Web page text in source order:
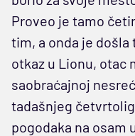
Proveo je tamo
tim, a onda je došla
otkaz u Lionu, otac
saobraćajnoj
tadašnjeg
pogodaka na osam